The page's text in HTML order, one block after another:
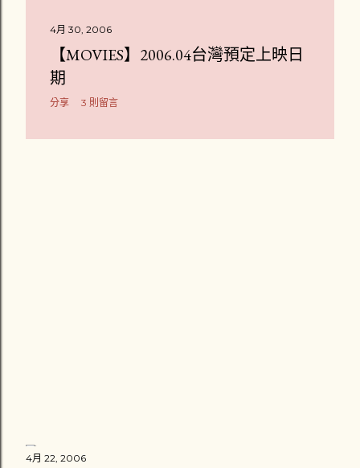
4月 30, 2006
【MOVIES】2006.04台灣預定上映日
期
分享 3 則留言
4月 22, 2006